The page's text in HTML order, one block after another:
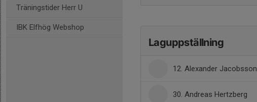
Träningstider Herr U
IBK Elfhög Webshop
Laguppställning
12. Alexander Jacobsson
30. Andreas Hertzberg